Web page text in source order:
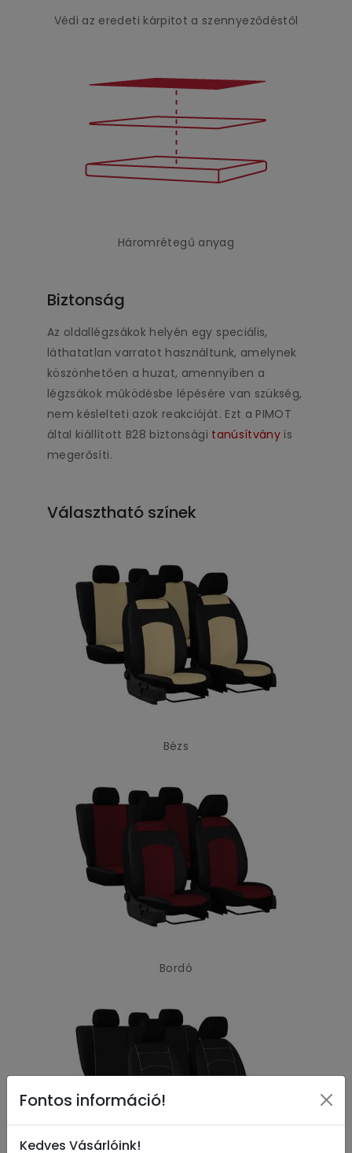
Védi az eredeti kárpitot a szennyeződéstől
Háromrétegű anyag
Biztonság
Az oldallégzsákok helyén egy speciális,
láthatatlan varratot használtunk, amelynek
köszönhetően a huzat, amennyiben a
légzsákok működésbe lépésére van szükség,
nem késlelteti azok reakcióját. Ezt a PIMOT
által kiállított B28 biztonsági tanúsítvány is
megerősíti.
Választható színek
Bézs
Bordó
Fontos információ!
Kedves Vásárlóink!